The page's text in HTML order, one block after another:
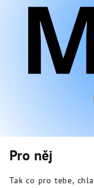
Pro něj
Tak co pro tebe,